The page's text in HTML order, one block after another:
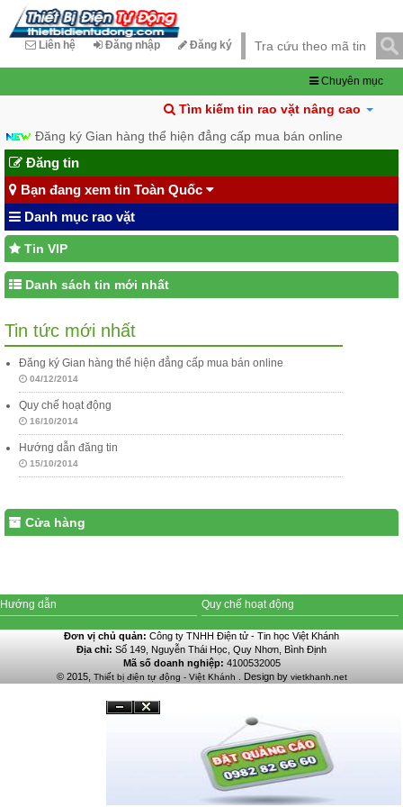
Liên hệ Đăng nhập Đăng ký
Chuyên mục
Tìm kiếm tin rao vặt nâng cao
Đăng ký Gian hàng thể hiện đẳng cấp mua bán online
Đăng tin
Bạn đang xem tin Toàn Quốc
Danh mục rao vặt
Tin VIP
Danh sách tin mới nhất
Tin tức mới nhất
Đăng ký Gian hàng thể hiện đẳng cấp mua bán online
04/12/2014
Quy chế hoạt động
16/10/2014
Hướng dẫn đăng tin
15/10/2014
Cửa hàng
Hướng dẫn Quy chế hoạt động
Đơn vị chủ quản: Công ty TNHH Điện tử - Tin học Việt Khánh
Địa chỉ: Số 149, Nguyễn Thái Học, Quy Nhơn, Bình Định
Mã số doanh nghiệp: 4100532005
© 2015, Thiết bị điện tự động - Việt Khánh . Design by vietkhanh.net